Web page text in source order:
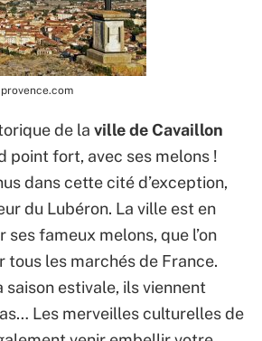
de la ville de Cavaillon
point fort, avec ses melons !
dans cette cité d’exception,
du Lubéron. La ville est en
fameux melons, que l’on
tous les marchés de France.
saison estivale, ils viennent
Les merveilles culturelles de